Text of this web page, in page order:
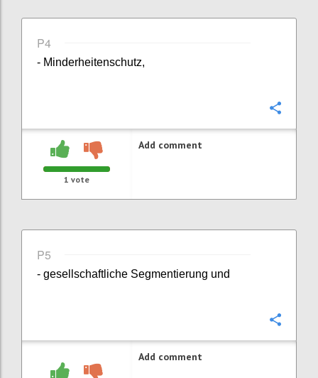
P4
- Minderheitenschutz,
1 vote
Add comment
P5
- gesellschaftliche Segmentierung und
Add comment